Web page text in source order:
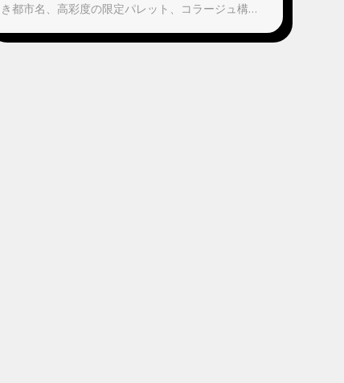
き都市名、高彩度の限定パレット、コラージュ構
感。各ポスターはその都市の象徴的なランドマーク